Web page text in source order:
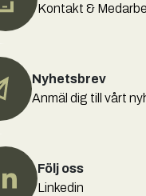
Kontakt &
Nyhetsbrev
Anmäl dig till vårt
Följ oss
Linkedin